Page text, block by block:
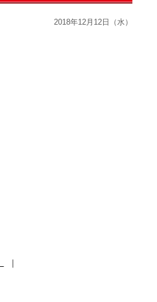
2018年12月12日（水）
｜